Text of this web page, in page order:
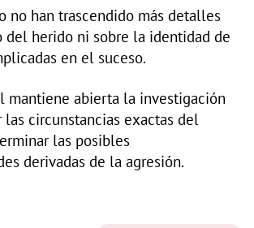
no han trascendido más detalles
del herido ni sobre la identidad de
en el suceso.
mantiene abierta la investigación
las circunstancias exactas del
las posibles
derivadas de la agresión.